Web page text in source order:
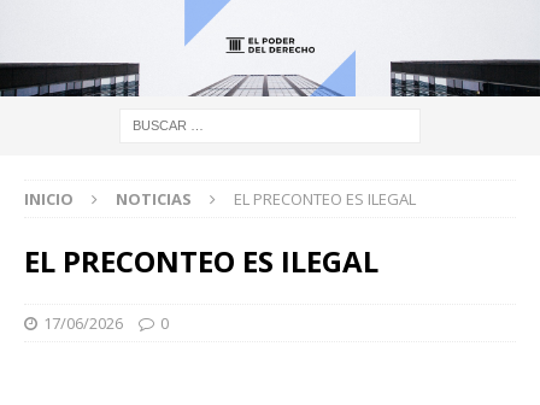
INICIO NOTICIAS EL PRECONTEO ES ILEGAL
EL PRECONTEO ES ILEGAL
17/06/2026 0